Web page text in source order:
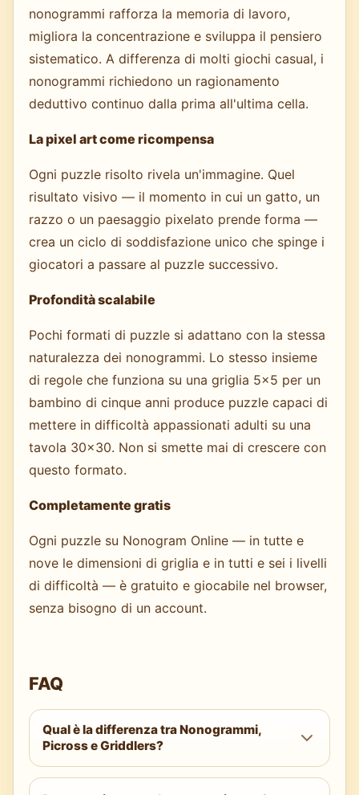
nonogrammi rafforza la memoria di lavoro,
migliora la concentrazione e sviluppa il pensiero
sistematico. A differenza di molti giochi casual, i
nonogrammi richiedono un ragionamento
deduttivo continuo dalla prima all'ultima cella.
La pixel art come ricompensa
Ogni puzzle risolto rivela un'immagine. Quel
risultato visivo — il momento in cui un gatto, un
razzo o un paesaggio pixelato prende forma —
crea un ciclo di soddisfazione unico che spinge i
giocatori a passare al puzzle successivo.
Profondità scalabile
Pochi formati di puzzle si adattano con la stessa
naturalezza dei nonogrammi. Lo stesso insieme
di regole che funziona su una griglia 5×5 per un
bambino di cinque anni produce puzzle capaci di
mettere in difficoltà appassionati adulti su una
tavola 30×30. Non si smette mai di crescere con
questo formato.
Completamente gratis
Ogni puzzle su Nonogram Online — in tutte e
nove le dimensioni di griglia e in tutti e sei i livelli
di difficoltà — è gratuito e giocabile nel browser,
senza bisogno di un account.
FAQ
Qual è la differenza tra Nonogrammi,
Picross e Griddlers?
Sono nomi diversi per lo stesso tipo di